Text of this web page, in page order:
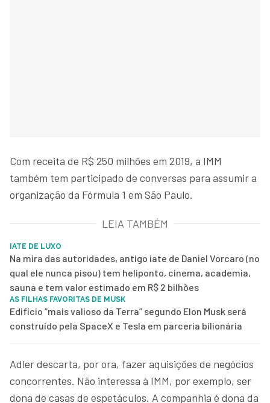
Com receita de R$ 250 milhões em 2019, a IMM
também tem participado de conversas para assumir a
organização da Fórmula 1 em São Paulo.
LEIA TAMBÉM
IATE DE LUXO
Na mira das autoridades, antigo iate de Daniel Vorcaro (no
qual ele nunca pisou) tem heliponto, cinema, academia,
sauna e tem valor estimado em R$ 2 bilhões
AS FILHAS FAVORITAS DE MUSK
Edifício “mais valioso da Terra” segundo Elon Musk será
construído pela SpaceX e Tesla em parceria bilionária
Adler descarta, por ora, fazer aquisições de negócios
concorrentes. Não interessa à IMM, por exemplo, ser
dona de casas de espetáculos. A companhia é dona da